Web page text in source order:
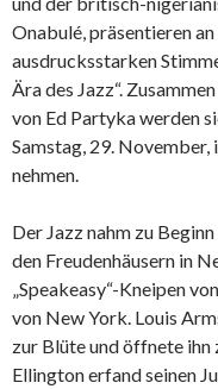
Onabulé, präsentieren
ausdrucksstarken
Ära des Jazz“.
von Ed Partyka werden
Samstag, 29.
nehmen.
Der Jazz nahm zu
den Freudenhäusern in
„Speakeasy“-Kneipen
von New York. Louis
zur Blüte und öffnete ihn
Ellington erfand seinen